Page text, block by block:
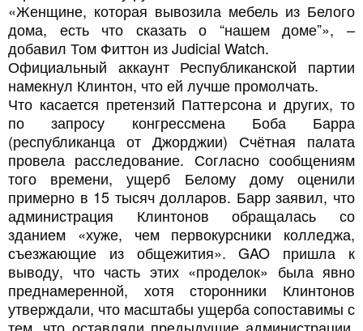
«Женщине, которая вывозила мебель из Белого
дома, есть что сказать о “нашем доме”», –
добавил Том Фиттон из Judicial Watch.
Официальный аккаунт Республиканской партии
намекнул Клинтон, что ей лучше промолчать.
Что касается претензий Паттерсона и других, то
по запросу конгрессмена Боба Барра
(республиканца от Джорджии) Счётная палата
провела расследование. Согласно сообщениям
того времени, ущерб Белому дому оценили
примерно в 15 тысяч долларов. Барр заявил, что
администрация Клинтонов обращалась со
зданием «хуже, чем первокурсники колледжа,
съезжающие из общежития». GAO пришла к
выводу, что часть этих «проделок» была явно
преднамеренной, хотя сторонники Клинтонов
утверждали, что масштабы ущерба сопоставимы с